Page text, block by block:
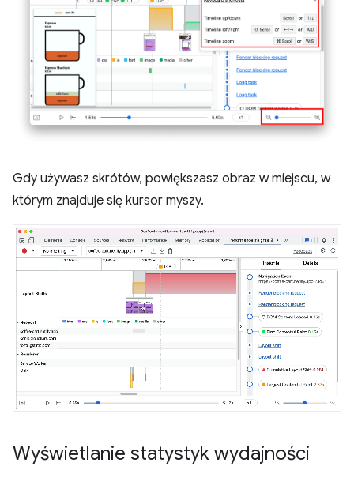
Gdy używasz skrótów, powiększasz obraz w miejscu, w
którym znajduje się kursor myszy.
Wyświetlanie statystyk wydajności